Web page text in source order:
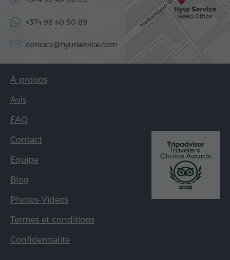
+374 98 40 50 89
contact@hyurservice.com
À propos
Avis
FAQ
Contact
Equipe
Blog
Photos-Vidéos
Termes et conditions
Confidentialité